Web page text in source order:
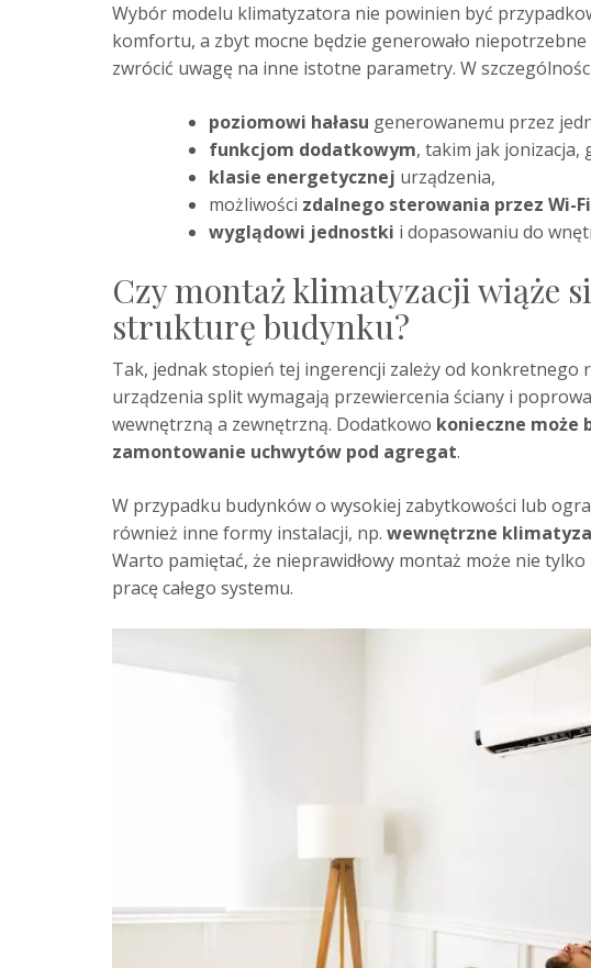
Wybór modelu klimatyzatora nie powinien być
komfortu, a zbyt mocne będzie generowało niepotrzebne
zwrócić uwagę na inne istotne parametry. W
poziomowi hałasu generowanemu przez
funkcjom dodatkowym, takim jak jonizacja,
klasie energetycznej urządzenia,
możliwości zdalnego sterowania przez Wi-Fi
wyglądowi jednostki i dopasowaniu do
Czy montaż klimatyzacji wiąże
strukturę budynku?
Tak, jednak stopień tej ingerencji zależy od konkretnego
urządzenia split wymagają przewiercenia ściany i
wewnętrzną a zewnętrzną. Dodatkowo konieczne może
zamontowanie uchwytów pod agregat.
W przypadku budynków o wysokiej zabytkowości lub
również inne formy instalacji, np. wewnętrzne
Warto pamiętać, że nieprawidłowy montaż może nie tylko
pracę całego systemu.